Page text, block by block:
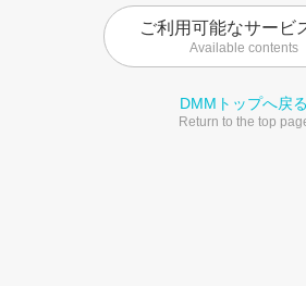
ご利用可能なサービ
Available contents
DMMトップへ戻る
Return to the top